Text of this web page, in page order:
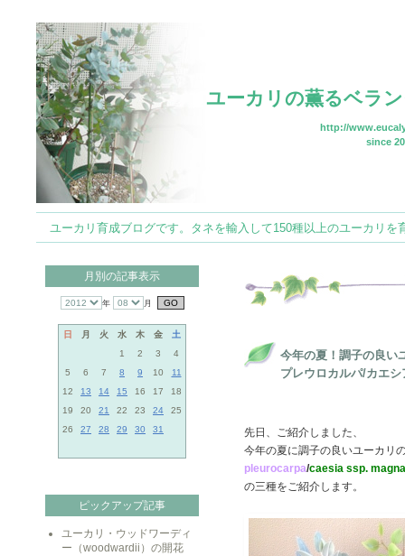
ユーカリの薫るベラ
http://
since
ユーカリ育成ブログです。タネを輸入して150種以上のユーカリ
月別の記事表示
年 月
日 月 火 水 木 金
土
1
2 3
4
5
6 7 8 9 10
11
12
13 14 15 16 17
18
19
20 21 22 23 24
25
26
27 28 29 30 31
ピックアップ記事
ユーカリ・ウッドワーディ
ー（woodwardii）の開花
今年の夏！調子の良い
プレウロカルパ/カエ
先日、ご紹介しました、
今年の夏に調子の良いユーカリ
pleurocarpa/caesia ssp. magna
の三種をご紹介します。